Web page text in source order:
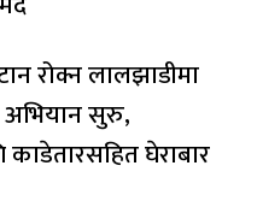
रोक्न लालझाडीमा
अभियान सुरु,
घेराबार